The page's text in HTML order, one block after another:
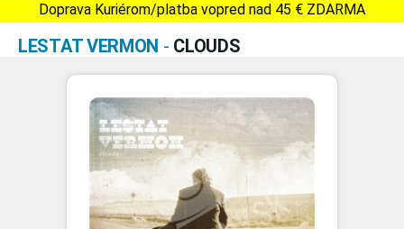
Doprava Kuriérom/platba vopred nad 45 € ZDARMA
LESTAT VERMON - CLOUDS